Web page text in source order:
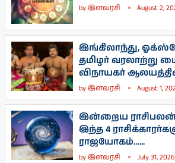
byஇளவரசி August 2,
இங்கிலாந்து,
தமிழர் வரலாற்று
விநாயகர்
byஇளவரசி August 1,
இன்றைய ராசிபலன்
இந்த 4
ராஜயோகம்…...
byஇளவரசி July 31, 2026